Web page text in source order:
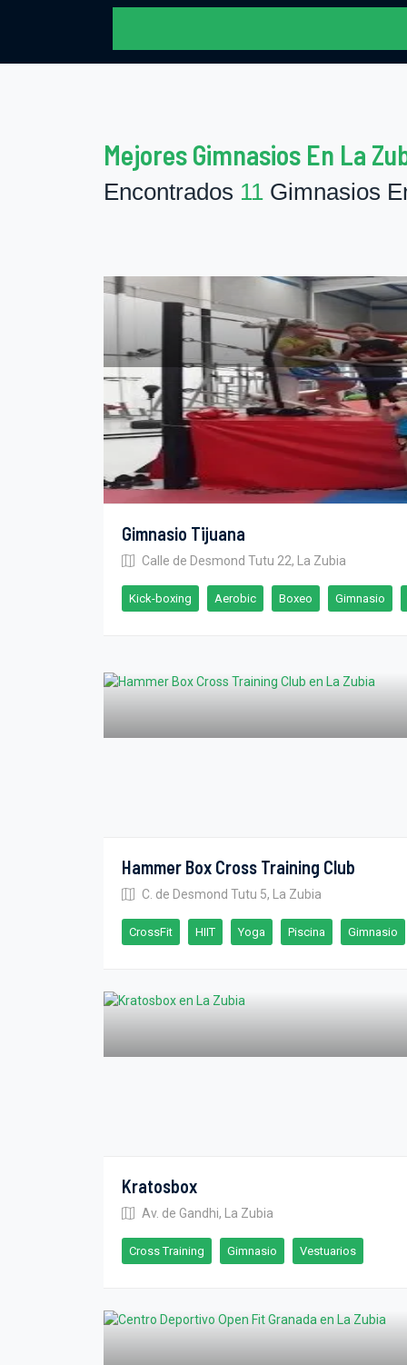
Mejores Gimnasios En La
Encontrados 11 Gimnasios
Gimnasio Tijuana
Calle de Desmond Tutu 22, La Zubia
Kick-boxing Aerobic Boxeo Gimnasio
Hammer Box Cross Training Club
C. de Desmond Tutu 5, La Zubia
CrossFit HIIT Yoga Piscina Gimnasio
Kratosbox
Av. de Gandhi, La Zubia
Cross Training Gimnasio Vestuarios